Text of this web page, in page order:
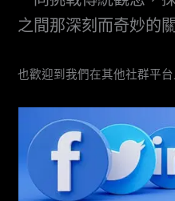
之間那深刻而奇妙的
也歡迎到我們在其他社群平